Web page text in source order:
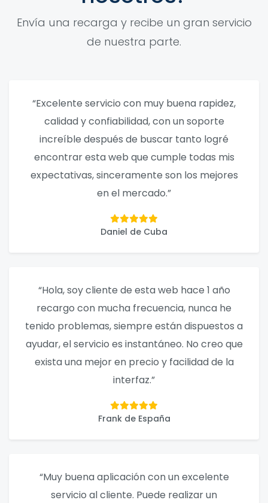
Envía una recarga y recibe un gran servicio
de nuestra parte.
“Excelente servicio con muy buena rapidez,
calidad y confiabilidad, con un soporte
increíble después de buscar tanto logré
encontrar esta web que cumple todas mis
expectativas, sinceramente son los mejores
en el mercado.”
Daniel de Cuba
“Hola, soy cliente de esta web hace 1 año
recargo con mucha frecuencia, nunca he
tenido problemas, siempre están dispuestos a
ayudar, el servicio es instantáneo. No creo que
exista una mejor en precio y facilidad de la
interfaz.”
Frank de España
“Muy buena aplicación con un excelente
servicio al cliente. Puede realizar un